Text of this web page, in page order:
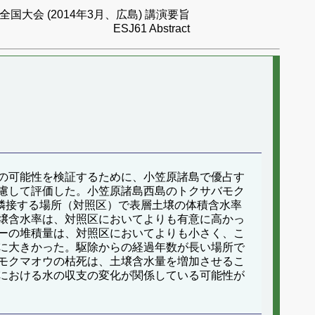
国大会 (2014年3月、広島) 講演要旨
ESJ61 Abstract
可能性を検証するために、小笠原諸島で優占す
して評価した。小笠原諸島西島のトクサバモク
する場所（対照区）で表層土壌の体積含水率
含水率は、対照区においてよりも有意に高かっ
堆積量は、対照区においてよりも小さく、こ
大きかった。駆除からの経過年数が長い場所で
マオウの枯死は、土壌含水量を増加させるこ
おける水の収支の変化が関係している可能性が